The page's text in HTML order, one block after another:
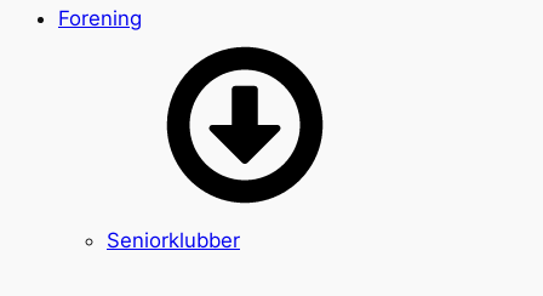
Forening
Seniorklubber